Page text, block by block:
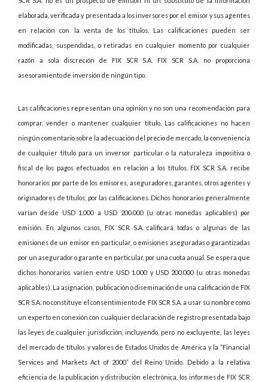
elaborada, verificada y presentada a los inversores por el emisor y sus agentes
en relación con la venta de los títulos. Las calificaciones pueden ser
modificadas, suspendidas, o retiradas en cualquier momento por cualquier
razón a sola discreción de FIX SCR S.A. FIX SCR S.A. no proporciona
asesoramiento de inversión de ningún tipo.
Las calificaciones representan una opinión y no son una recomendación para
comprar, vender o mantener cualquier título. Las calificaciones no hacen
ningún comentario sobre la adecuación del precio de mercado, la conveniencia
de cualquier título para un inversor particular o la naturaleza impositiva o
fiscal de los pagos efectuados en relación a los títulos. FIX SCR S.A. recibe
honorarios por parte de los emisores, aseguradores, garantes, otros agentes y
originadores de títulos, por las calificaciones. Dichos honorarios generalmente
varían desde USD 1.000 a USD 200.000 (u otras monedas aplicables) por
emisión. En algunos casos, FIX SCR S.A. calificará todas o algunas de las
emisiones de un emisor en particular, o emisiones aseguradas o garantizadas
por un asegurador o garante en particular, por una cuota anual. Se espera que
dichos honorarios varíen entre USD 1.000 y USD 200.000 (u otras monedas
aplicables). La asignación, publicación o diseminación de una calificación de FIX
SCR S.A. no constituye el consentimiento de FIX SCR S.A. a usar su nombre como
un experto en conexión con cualquier declaración de registro presentada bajo
las leyes de cualquier jurisdicción, incluyendo, pero no excluyente, las leyes
del mercado de títulos y valores de Estados Unidos de América y la “Financial
Services and Markets Act of 2000” del Reino Unido. Debido a la relativa
eficiencia de la publicación y distribución electrónica, los informes de FIX SCR